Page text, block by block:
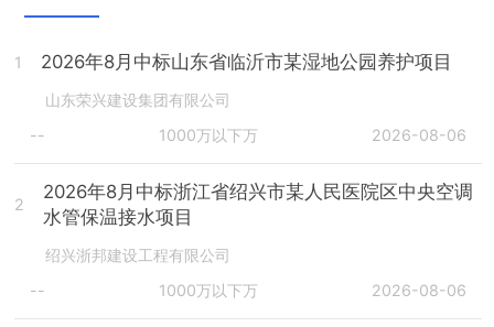
1 2026年8月中标山东省临沂市某湿地公园养护项目
山东荣兴建设集团有限公司
--
1000万以下万 2026-08-06
2
2026年8月中标浙江省绍兴市某人民医院区中央空调
水管保温接水项目
绍兴浙邦建设工程有限公司
--
1000万以下万 2026-08-06